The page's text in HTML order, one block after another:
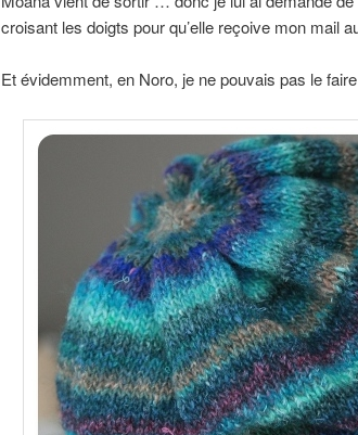
croisant les doigts pour qu’elle reçoive mon mail
Et évidemment, en Noro, je ne pouvais pas le